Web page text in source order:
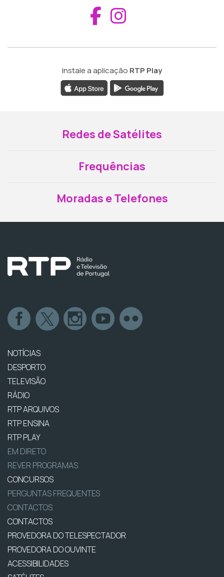
Aceder ao
Instale a aplicação RTP Play
Redes de Satélites
Frequências
Moradas e Telefones
NOTÍCIAS
DESPORTO
TELEVISÃO
RÁDIO
RTP ARQUIVOS
RTP ENSINA
RTP PLAY
EM DIRETO
REVER PROGRAMAS
CONCURSOS
PERGUNTAS FREQUENTES
CONTACTOS
CONTACTOS
PROVEDORA DO TELESPECTADOR
PROVEDORA DO OUVINTE
ACESSIBILIDADES